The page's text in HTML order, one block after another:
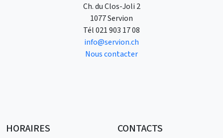
Ch. du Clos-Joli 2
1077 Servion
Tél021 903 17 08
info@servion.ch
Nous contacter
HORAIRES CONTACTS